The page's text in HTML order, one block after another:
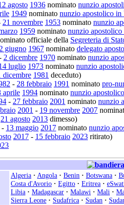
agosto 1936 nominato nunzio
1949 nominato nunzio apostolico in
21 novembre 1953 nominato nunzio
1959 nominato nunzio
officiale della Segreteria di
giugno 1967 nominato delegato
2 dicembre 1970 nominato nunzio
luglio 1973 nominato nunzio
dicembre 1981 deceduto)
- 28 febbraio 1991 nominato pro-
aprile 1994 nominato nunzio
- 27 febbraio 2001 nominato nunzio
2001 - 19 novembre 2007
21 agosto 2013 dimesso)
- 13 maggio 2017 nominato nunzio
2017 - 15 febbraio 2023 ritirato)
Algeria · Angola · Benin · Botswana ·
Costa d'Avorio · Egitto · Eritrea ·
Libia · Madagascar · Malawi · Mali ·
Sierra Leone · Sudafrica · Sudan ·